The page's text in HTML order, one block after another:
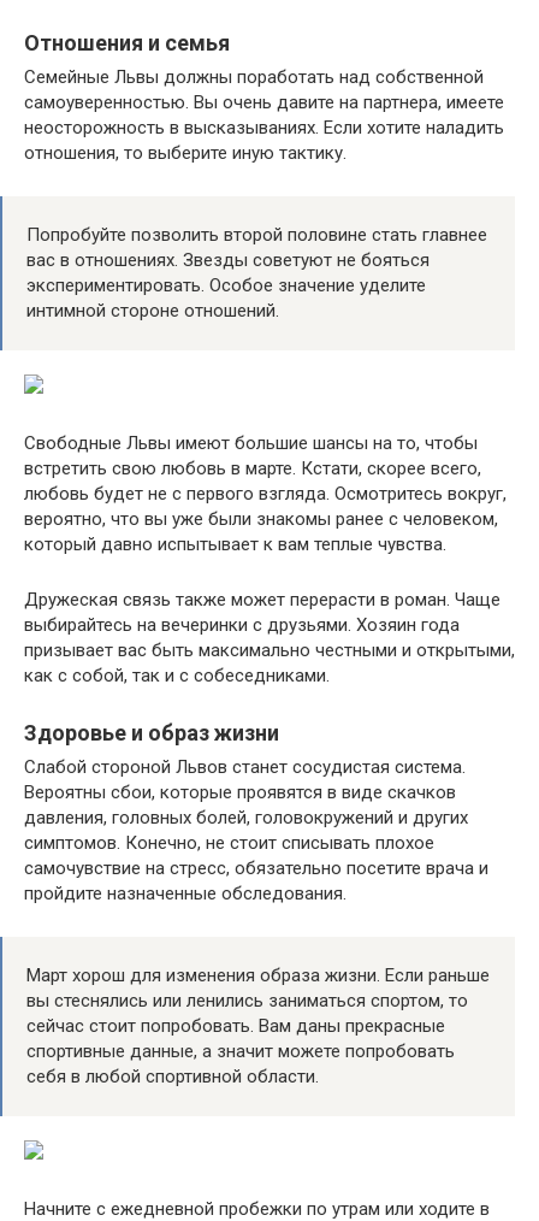
Отношения и семья
Семейные Львы должны поработать над собственной
самоуверенностью. Вы очень давите на партнера, имеете
неосторожность в высказываниях. Если хотите наладить
отношения, то выберите иную тактику.
Попробуйте позволить второй половине стать главнее
вас в отношениях. Звезды советуют не бояться
экспериментировать. Особое значение уделите
интимной стороне отношений.
Свободные Львы имеют большие шансы на то, чтобы
встретить свою любовь в марте. Кстати, скорее всего,
любовь будет не с первого взгляда. Осмотритесь вокруг,
вероятно, что вы уже были знакомы ранее с человеком,
который давно испытывает к вам теплые чувства.
Дружеская связь также может перерасти в роман. Чаще
выбирайтесь на вечеринки с друзьями. Хозяин года
призывает вас быть максимально честными и открытыми,
как с собой, так и с собеседниками.
Здоровье и образ жизни
Слабой стороной Львов станет сосудистая система.
Вероятны сбои, которые проявятся в виде скачков
давления, головных болей, головокружений и других
симптомов. Конечно, не стоит списывать плохое
самочувствие на стресс, обязательно посетите врача и
пройдите назначенные обследования.
Март хорош для изменения образа жизни. Если раньше
вы стеснялись или ленились заниматься спортом, то
сейчас стоит попробовать. Вам даны прекрасные
спортивные данные, а значит можете попробовать
себя в любой спортивной области.
Начните с ежедневной пробежки по утрам или ходите в